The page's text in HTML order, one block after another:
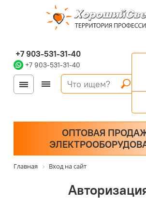
+7 903-531-31-40
+7 903-531-31-40
ОПТОВАЯ
Главная Вход на сайт